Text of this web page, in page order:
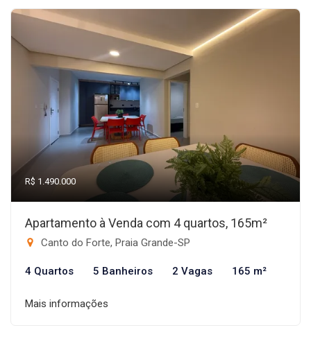
R$ 1.490.000
Apartamento à Venda com 4 quartos, 165m²
Canto do Forte, Praia Grande-SP
4 Quartos 5 Banheiros 2 Vagas 165 m²
Mais informações